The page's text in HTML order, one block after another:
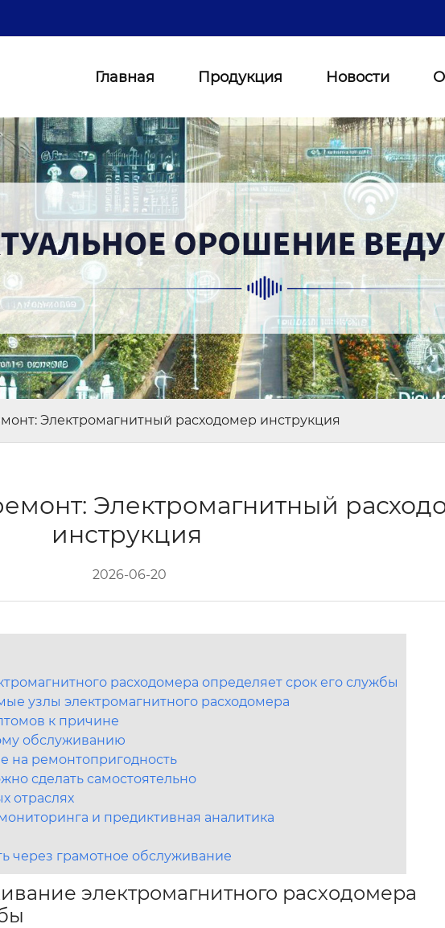
Главная Продукция Новости
Электромагнитный расходомер инструкция
Электромагнитный
инструкция
2026-06-20
расходомера определяет срок его службы
узлы электромагнитного расходомера
к причине
обслуживанию
ремонтопригодность
сделать самостоятельно
отраслях
и предиктивная аналитика
через грамотное обслуживание
электромагнитного расходомера